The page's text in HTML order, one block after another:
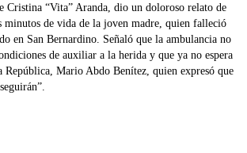
Cristina “Vita” Aranda, dio un doloroso relato de
de vida de la joven madre, quien falleció
en San Bernardino. Señaló que la ambulancia no
de auxiliar a la herida y que ya no espera
República, Mario Abdo Benítez, quien expresó que